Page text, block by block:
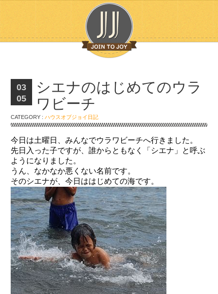
03
05
シエナのはじめてのウラ
ワビーチ
CATEGORY :ハウスオブジョイ日記
今日は土曜日、みんなでウラワビーチへ行きました。
先日入った子ですが、誰からともなく「シエナ」と呼ぶ
ようになりました。
うん、なかなか悪くない名前です。
そのシエナが、今日ははじめての海です。